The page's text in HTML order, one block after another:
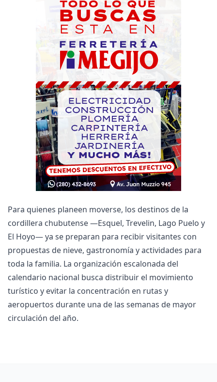
Para quienes planeen moverse, los destinos de la
cordillera chubutense —Esquel, Trevelin, Lago Puelo y
El Hoyo— ya se preparan para recibir visitantes con
propuestas de nieve, gastronomía y actividades para
toda la familia. La organización escalonada del
calendario nacional busca distribuir el movimiento
turístico y evitar la concentración en rutas y
aeropuertos durante una de las semanas de mayor
circulación del año.